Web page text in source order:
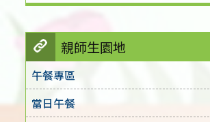
親師生園地
午餐專區
當日午餐